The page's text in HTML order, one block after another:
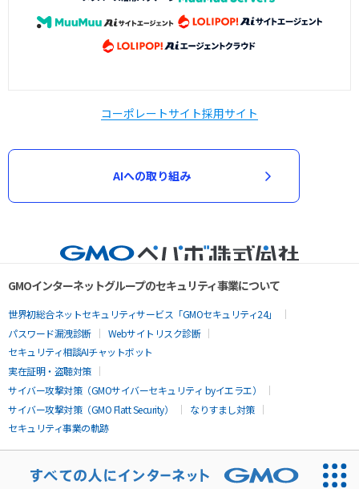
コーポレートサイト採用サイト
AIへの取り組み
GMOインターネットグループのセキュリティ事業について
世界初総合ネットセキュリティサービス「GMOセキュリティ24」
パスワード漏洩診断
Webサイトリスク診断
セキュリティ相談AIチャットボット
実在証明・盗聴対策
サイバー攻撃対策（GMOサイバーセキュリティ byイエラエ）
サイバー攻撃対策（GMO Flatt Security）
なりすまし対策
セキュリティ事業の軌跡